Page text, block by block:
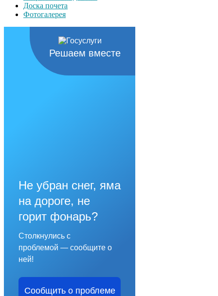
Доска почета
Фотогалерея
Решаем вместе
Не убран снег, яма
на дороге, не
горит фонарь?
Столкнулись с
проблемой — сообщите о
ней!
Сообщить о проблеме